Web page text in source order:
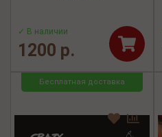
✓ В наличии
1200 р.
Бесплатная доставка